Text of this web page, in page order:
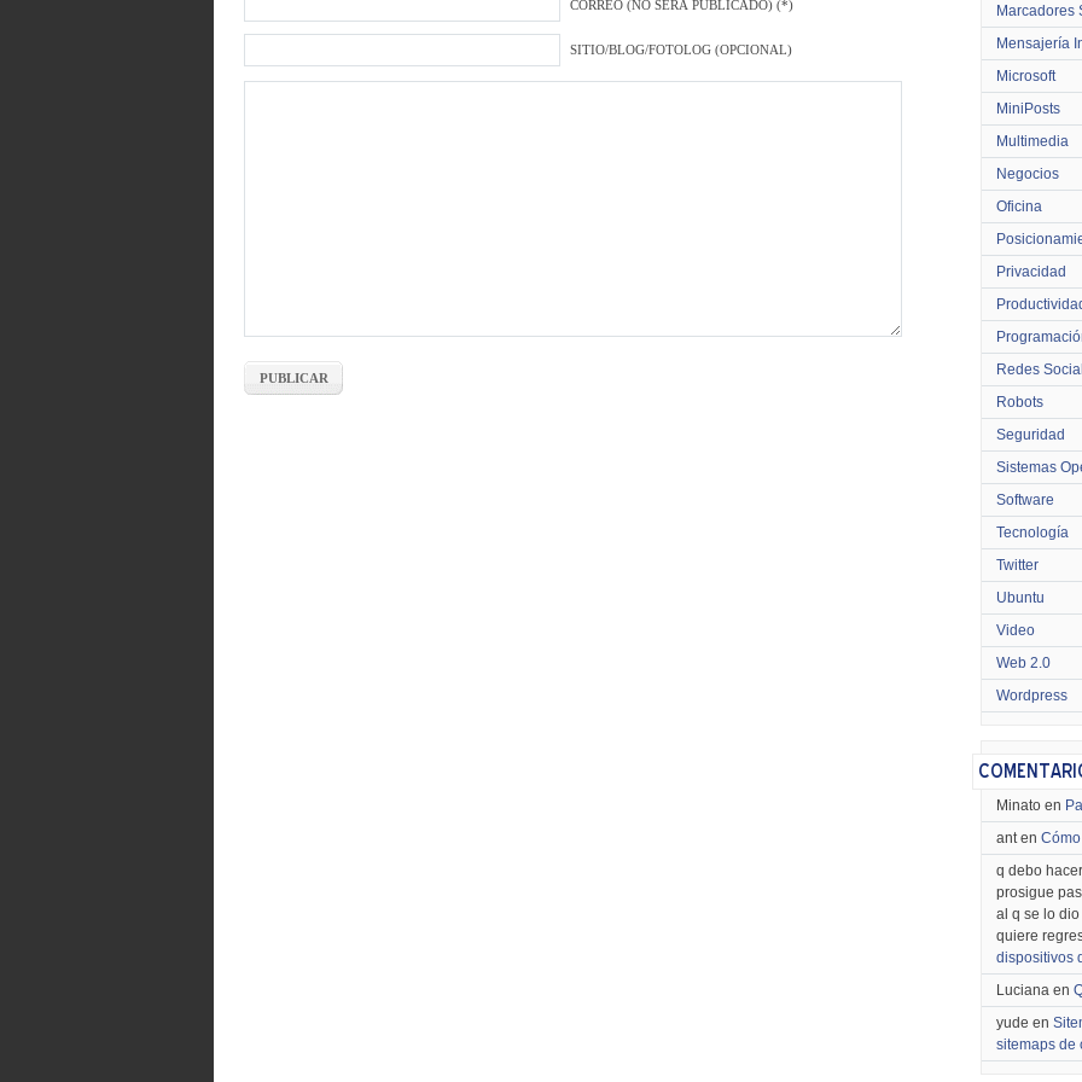
CORREO (NO SERÁ PUBLICADO) (*)
SITIO/BLOG/FOTOLOG (OPCIONAL)
Marcadores
Mensajería
Microsoft
MiniPosts
Multimedia
Negocios
Oficina
Privacidad
Redes
Robots
Seguridad
Sistemas
Software
Tecnología
Twitter
Ubuntu
Video
Web 2.0
Wordpress
Minato en
ant en
q debo
prosigue
al q se lo
quiere
dispositivos
Luciana en
yude en
sitemaps de